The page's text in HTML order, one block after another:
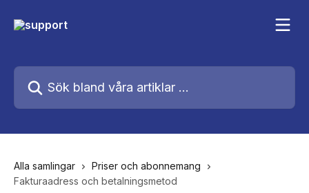
Sök bland våra artiklar …
Alla samlingar
Priser och abonnemang
Fakturaadress och betalningsmetod